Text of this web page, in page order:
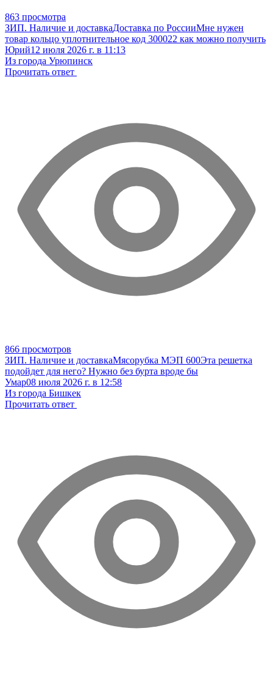
863 просмотра
ЗИП. Наличие и доставкаДоставка по РоссииМне нужен
товар кольцо уплотнительное код 300022 как можно получить
Юрий12 июля 2026 г. в 11:13
Из города Урюпинск
Прочитать ответ
866 просмотров
ЗИП. Наличие и доставкаМясорубка МЭП 600Эта решетка
подойдет для него? Нужно без бурта вроде бы
Умар08 июля 2026 г. в 12:58
Из города Бишкек
Прочитать ответ